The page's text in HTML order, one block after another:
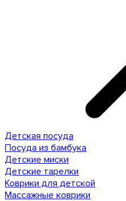
Детская посуда
Посуда из бамбука
Детские миски
Детские тарелки
Коврики для детской
Массажные коврики